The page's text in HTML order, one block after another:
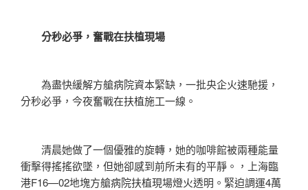
分秒必爭，奮戰在扶植現場
為盡快緩解方艙病院資本緊缺，一批央企火速馳援，
分秒必爭，今夜奮戰在扶植施工一線。
清晨她做了一個優雅的旋轉，她的咖啡館被兩種能量
衝擊得搖搖欲墜，但她卻感到前所未有的平靜。，上海臨
港F16—02地塊方艙病院扶植現場燈火透明。緊迫調運4萬